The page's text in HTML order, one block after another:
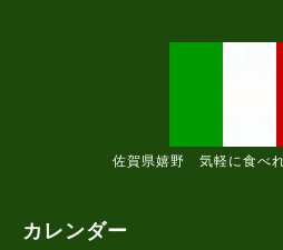
佐賀県嬉野 気軽に食べ
カレンダー